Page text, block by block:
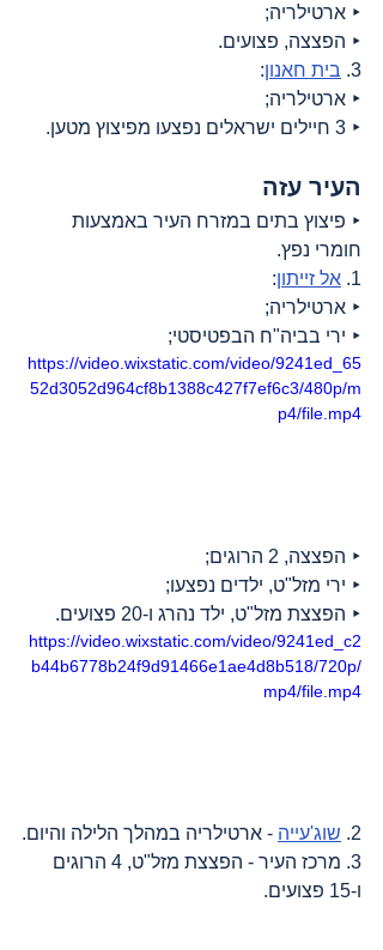
‣ ארטילריה;
‣ הפצצה, פצועים.
3. בית חאנון:
‣ ארטילריה;
‣ 3 חיילים ישראלים נפצעו מפיצוץ מטען.
העיר עזה
‣ פיצוץ בתים במזרח העיר באמצעות
חומרי נפץ.
1. אל זייתון:
‣ ארטילריה;
‣ ירי בביה"ח הבפטיסטי;
https://video.wixstatic.com/video/9241ed_65
52d3052d964cf8b1388c427f7ef6c3/480p/m
p4/file.mp4
‣ הפצצה, 2 הרוגים;
‣ ירי מזל"ט, ילדים נפצעו;
‣ הפצצת מזל"ט, ילד נהרג ו-20 פצועים.
https://video.wixstatic.com/video/9241ed_c2
b44b6778b24f9d91466e1ae4d8b518/720p/
mp4/file.mp4
2. שוג'עייה - ארטילריה במהלך הלילה והיום.
3. מרכז העיר - הפצצת מזל"ט, 4 הרוגים
ו-15 פצועים.